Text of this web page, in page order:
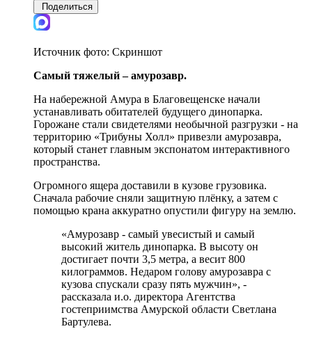
Поделиться
Источник фото: Скриншот
Самый тяжелый – амурозавр.
На набережной Амура в Благовещенске начали
устанавливать обитателей будущего динопарка.
Горожане стали свидетелями необычной разгрузки - на
территорию «Трибуны Холл» привезли амурозавра,
который станет главным экспонатом интерактивного
пространства.
Огромного ящера доставили в кузове грузовика.
Сначала рабочие сняли защитную плёнку, а затем с
помощью крана аккуратно опустили фигуру на землю.
«Амурозавр - самый увесистый и самый
высокий житель динопарка. В высоту он
достигает почти 3,5 метра, а весит 800
килограммов. Недаром голову амурозавра с
кузова спускали сразу пять мужчин», -
рассказала и.о. директора Агентства
гостеприимства Амурской области Светлана
Бартулева.